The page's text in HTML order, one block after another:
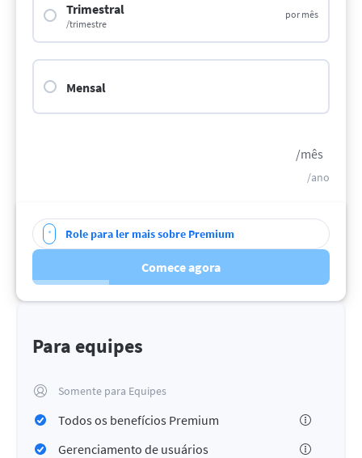
Trimestral
/trimestre
por mês
Mensal
/mês
/ano
Role para ler mais sobre Premium
Comece agora
Para equipes
Somente para Equipes
Todos os benefícios Premium
Gerenciamento de usuários